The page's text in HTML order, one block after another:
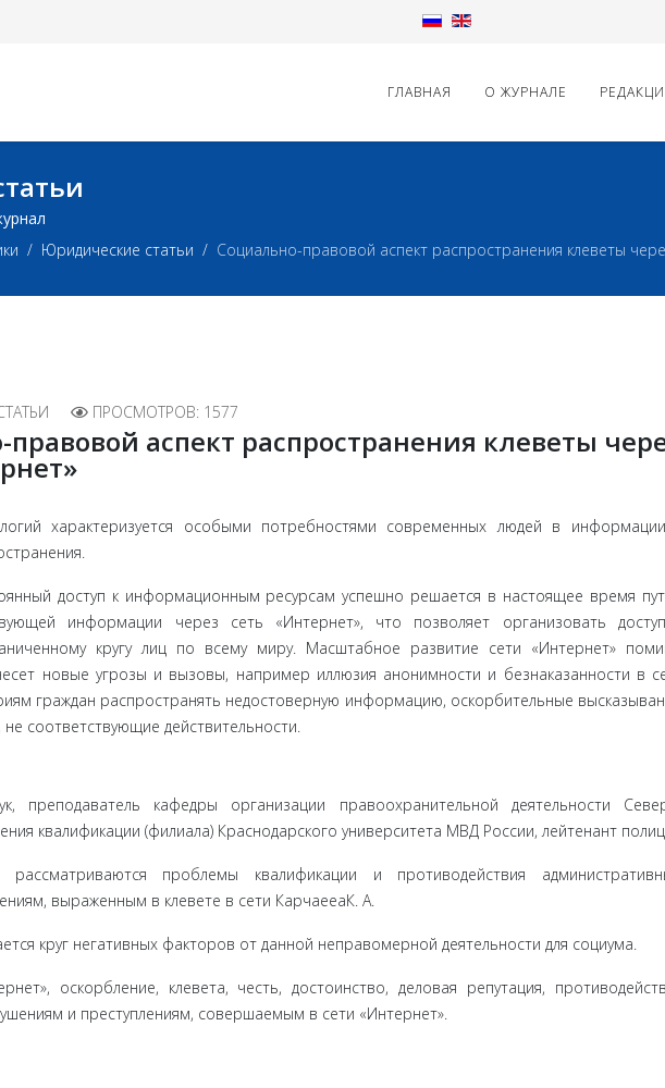
ГЛАВНАЯ О ЖУРНАЛЕ
Юридические статьи Социально-правовой аспект распространения клеветы
ПРОСМОТРОВ: 1577
аспект распространения клеветы
характеризуется особыми потребностями современных людей в
доступ к информационным ресурсам успешно решается в настоящее время
информации через сеть «Интернет», что позволяет организовать
кругу лиц по всему миру. Масштабное развитие сети «Интернет»
новые угрозы и вызовы, например иллюзия анонимности и безнаказанности в
граждан распространять недостоверную информацию, оскорбительные
соответствующие действительности.
преподаватель кафедры организации правоохранительной деятельности
квалификации (филиала) Краснодарского университета МВД России, лейтенант
проблемы квалификации и противодействия
выраженным в клевете в сети КарчаееаК. А.
круг негативных факторов от данной неправомерной деятельности для социума.
оскорбление, клевета, честь, достоинство, деловая репутация,
и преступлениям, совершаемым в сети «Интернет».